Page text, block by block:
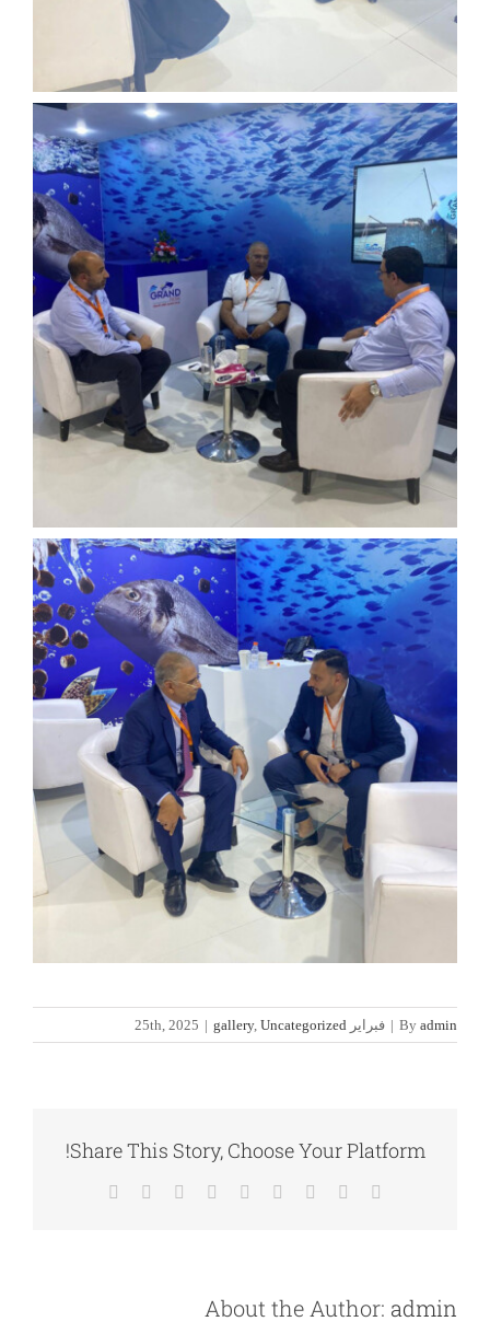
By admin
| فبراير 25th, 2025 | gallery, Uncategorized
Share This Story, Choose Your Platform!
Facebook
Reddit
LinkedIn
WhatsApp
Tumblr
Pinterest
About the Author: admin